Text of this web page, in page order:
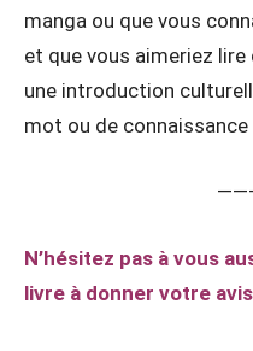
manga ou que vous
et que vous aimeriez lire
une introduction
mot ou de connaissance
N’hésitez pas à vous
livre à donner votre